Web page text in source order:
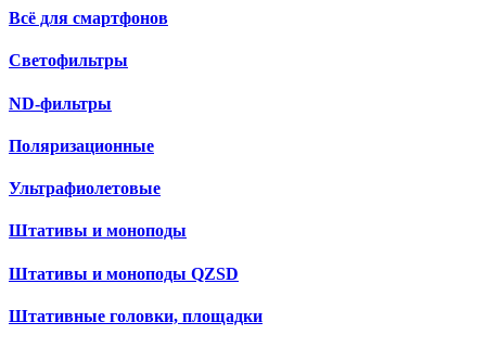
Всё для смартфонов
Светофильтры
ND-фильтры
Поляризационные
Ультрафиолетовые
Штативы и моноподы
Штативы и моноподы QZSD
Штативные головки, площадки